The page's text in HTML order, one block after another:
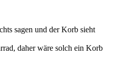
sagen und der Korb sieht
daher wäre solch ein Korb